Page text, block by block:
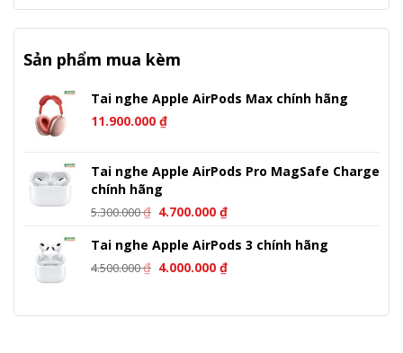
Sản phẩm mua kèm
Tai nghe Apple AirPods Max chính hãng
11.900.000 ₫
Tai nghe Apple AirPods Pro MagSafe Charge
chính hãng
5.300.000₫ Giá
là:
5.300.000 ₫.
4.700.000₫Giá
tại
là:
Tai nghe Apple AirPods 3 chính hãng
4.500.000₫ Giá
4.500.000 ₫.
4.000.000₫Giá
là: